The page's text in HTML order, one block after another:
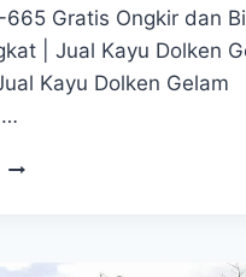
665 Gratis Ongkir dan
| Jual Kayu Dolken
Kayu Dolken Gelam
JUAL
KEBUMEN